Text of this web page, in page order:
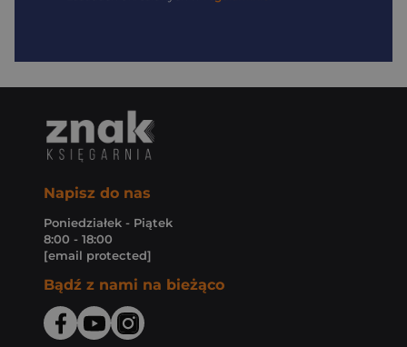
Napisz do nas
Poniedziałek - Piątek
8:00 - 18:00
[email protected]
Bądź z nami na bieżąco